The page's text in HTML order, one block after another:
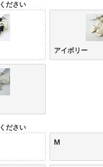
ださい
アイボリー
ださい
M